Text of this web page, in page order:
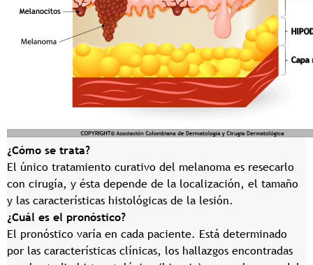
¿Cómo se trata?
El único tratamiento curativo del melanoma es resecarlo
con cirugía, y ésta depende de la localización, el tamaño
y las características histológicas de la lesión.
¿Cuál es el pronóstico?
El pronóstico varía en cada paciente. Está determinado
por las características clínicas, los hallazgos encontradas